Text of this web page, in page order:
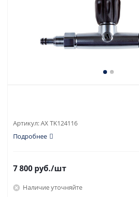
Артикул:AX TK124116
Подробнее
7 800 руб./шт
Наличие уточняйте